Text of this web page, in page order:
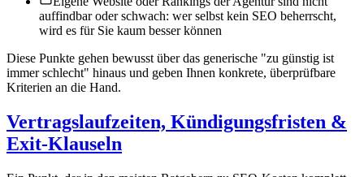
auffindbar oder schwach: wer selbst kein SEO beherrscht,
wird es für Sie kaum besser können
Diese Punkte gehen bewusst über das generische "zu günstig ist
immer schlecht" hinaus und geben Ihnen konkrete, überprüfbare
Kriterien an die Hand.
Vertragslaufzeiten, Kündigungsfristen &
Exit-Klauseln